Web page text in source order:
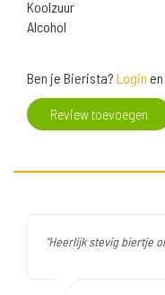
Koolzuur
Alcohol
Ben je Bierista? Login
Review toevoegen
"Heerlijk stevig biertje